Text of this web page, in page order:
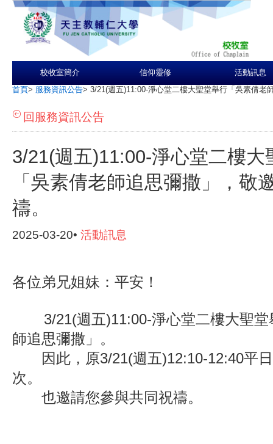
校牧室簡介 信仰靈修 活動訊息
首頁> 服務資訊公告> 3/21(週五)11:00-淨心堂二樓大聖堂舉行「吳素倩老
回服務資訊公告
3/21(週五)11:00-淨心堂二樓大
「吳素倩老師追思彌撒」，敬
禱。
2025-03-20• 活動訊息
各位弟兄姐妹：平安！
3/21(週五)11:00-淨心堂二樓大聖
師追思彌撒」。
因此，原3/21(週五)12:10-12:40平日
次。
也邀請您參與共同祝禱。